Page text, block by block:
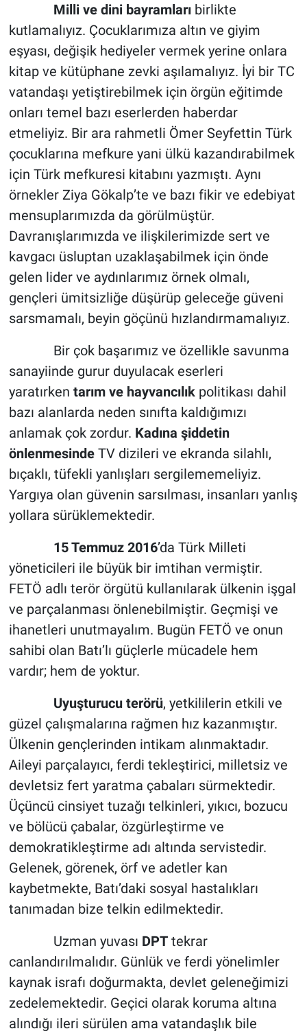
Milli ve dini bayramlarıbirlikte
kutlamalıyız. Çocuklarımıza altın ve giyim
eşyası, değişik hediyeler vermek yerine onlara
kitap ve kütüphane zevki aşılamalıyız. İyi bir TC
vatandaşı yetiştirebilmek için örgün eğitimde
onları temel bazı eserlerden haberdar
etmeliyiz. Bir ara rahmetli Ömer Seyfettin Türk
çocuklarına mefkure yani ülkü kazandırabilmek
için Türk mefkuresi kitabını yazmıştı. Aynı
örnekler Ziya Gökalp’te ve bazı fikir ve edebiyat
mensuplarımızda da görülmüştür.
Davranışlarımızda ve ilişkilerimizde sert ve
kavgacı üsluptan uzaklaşabilmek için önde
gelen lider ve aydınlarımız örnek olmalı,
gençleri ümitsizliğe düşürüp geleceğe güveni
sarsmamalı, beyin göçünü hızlandırmamalıyız.
Bir çok başarımız ve özellikle savunma
sanayiinde gurur duyulacak eserleri
yaratırken tarım ve hayvancılıkpolitikası dahil
bazı alanlarda neden sınıfta kaldığımızı
anlamak çok zordur. Kadına şiddetin
önlenmesindeTV dizileri ve ekranda silahlı,
bıçaklı, tüfekli yanlışları sergilememeliyiz.
Yargıya olan güvenin sarsılması, insanları yanlış
yollara sürüklemektedir.
15 Temmuz 2016’da Türk Milleti
yöneticileri ile büyük bir imtihan vermiştir.
FETÖ adlı terör örgütü kullanılarak ülkenin işgal
ve parçalanması önlenebilmiştir. Geçmişi ve
ihanetleri unutmayalım. Bugün FETÖ ve onun
sahibi olan Batı’lı güçlerle mücadele hem
vardır; hem de yoktur.
Uyuşturucu terörü, yetkililerin etkili ve
güzel çalışmalarına rağmen hız kazanmıştır.
Ülkenin gençlerinden intikam alınmaktadır.
Aileyi parçalayıcı, ferdi tekleştirici, milletsiz ve
devletsiz fert yaratma çabaları sürmektedir.
Üçüncü cinsiyet tuzağı telkinleri, yıkıcı, bozucu
ve bölücü çabalar, özgürleştirme ve
demokratikleştirme adı altında servistedir.
Gelenek, görenek, örf ve adetler kan
kaybetmekte, Batı’daki sosyal hastalıkları
tanımadan bize telkin edilmektedir.
Uzman yuvası DPTtekrar
canlandırılmalıdır. Günlük ve ferdi yönelimler
kaynak israfı doğurmakta, devlet geleneğimizi
zedelemektedir. Geçici olarak koruma altına
alındığı ileri sürülen ama vatandaşlık bile